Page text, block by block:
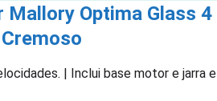
Optima Glass 4
| Inclui base motor e jarra e